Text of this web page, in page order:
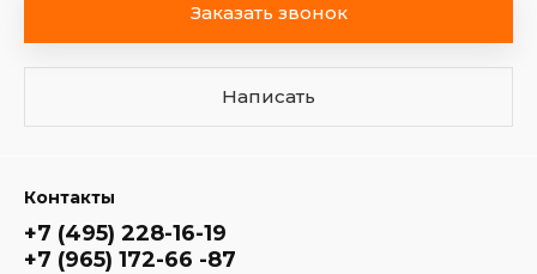
Заказать звонок
Написать
Контакты
+7 (495) 228-16-19
+7 (965) 172-66 -87